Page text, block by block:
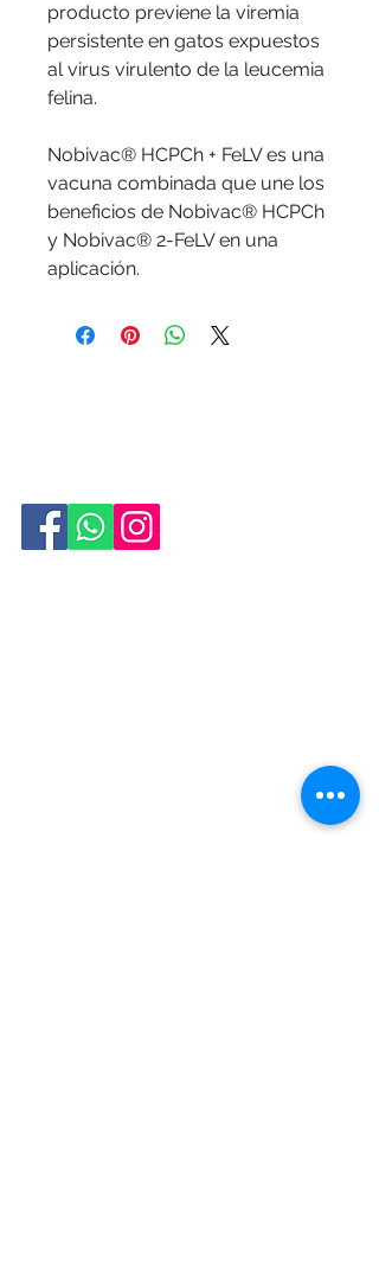
producto previene la viremia
persistente en gatos expuestos
al virus virulento de la leucemia
felina.
Nobivac® HCPCh + FeLV es una
vacuna combinada que une los
beneficios de Nobivac® HCPCh
y Nobivac® 2-FeLV en una
aplicación.